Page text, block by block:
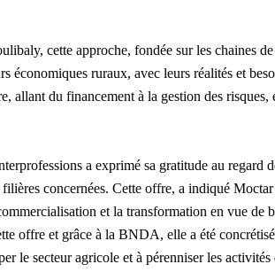
cette approche, fondée sur les chaines
économiques ruraux, avec leurs réalités et
allant du financement à la gestion des risques,
a exprimé sa gratitude au regard
concernées. Cette offre, a indiqué
et la transformation en vue de
offre et grâce à la BNDA, elle a été
le secteur agricole et à pérenniser les